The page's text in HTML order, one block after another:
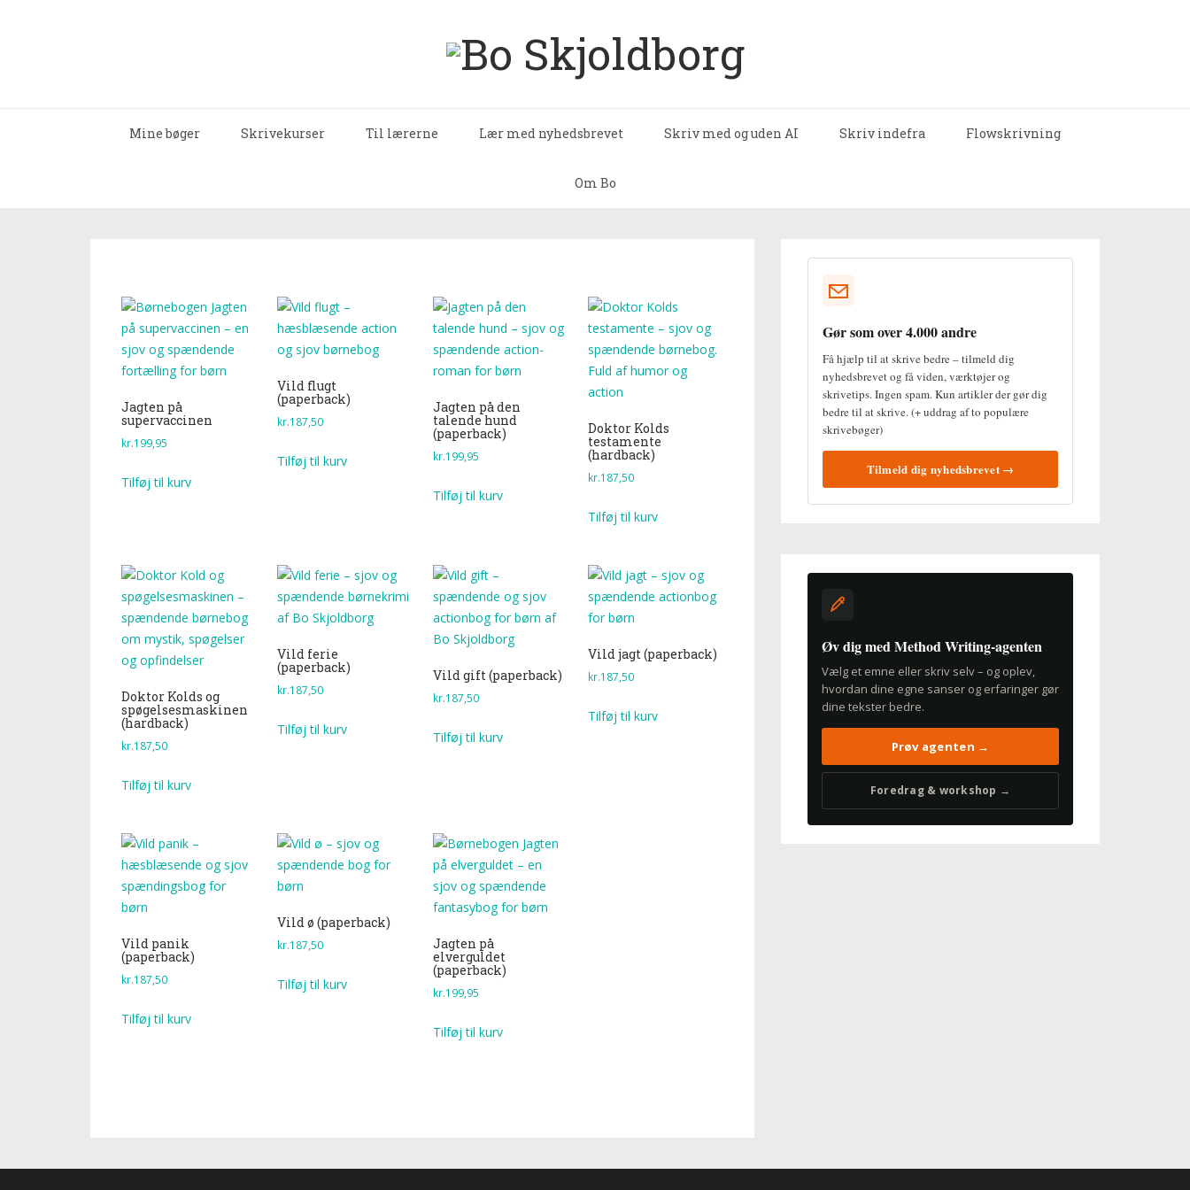
Mine bøger Skrivekurser Til lærerne Lær med nyhedsbrevet Skriv med og uden AI Skriv indefra Flowskrivning
Om Bo
Jagten på
supervaccinen
kr.199,95
Tilføj til kurv
Vild flugt
(paperback)
kr.187,50
Tilføj til kurv
Jagten på den
talende hund
(paperback)
kr.199,95
Tilføj til kurv
Doktor Kolds
testamente
(hardback)
kr.187,50
Tilføj til kurv
Doktor Kolds og
spøgelsesmaskinen
(hardback)
kr.187,50
Tilføj til kurv
Vild ferie
(paperback)
kr.187,50
Tilføj til kurv
Vild gift (paperback)
kr.187,50
Tilføj til kurv
Vild jagt (paperback)
kr.187,50
Tilføj til kurv
Vild panik
(paperback)
kr.187,50
Tilføj til kurv
Vild ø (paperback)
kr.187,50
Tilføj til kurv
Jagten på
elverguldet
(paperback)
kr.199,95
Tilføj til kurv
Gør som over 4.000 andre
Få hjælp til at skrive bedre – tilmeld dig
nyhedsbrevet og få viden, værktøjer og
skrivetips. Ingen spam. Kun artikler der gør dig
bedre til at skrive. (+ uddrag af to populære
skrivebøger)
Tilmeld dig nyhedsbrevet →
Øv dig med Method Writing-agenten
Vælg et emne eller skriv selv – og oplev,
hvordan dine egne sanser og erfaringer gør
dine tekster bedre.
Prøv agenten →
Foredrag & workshop →